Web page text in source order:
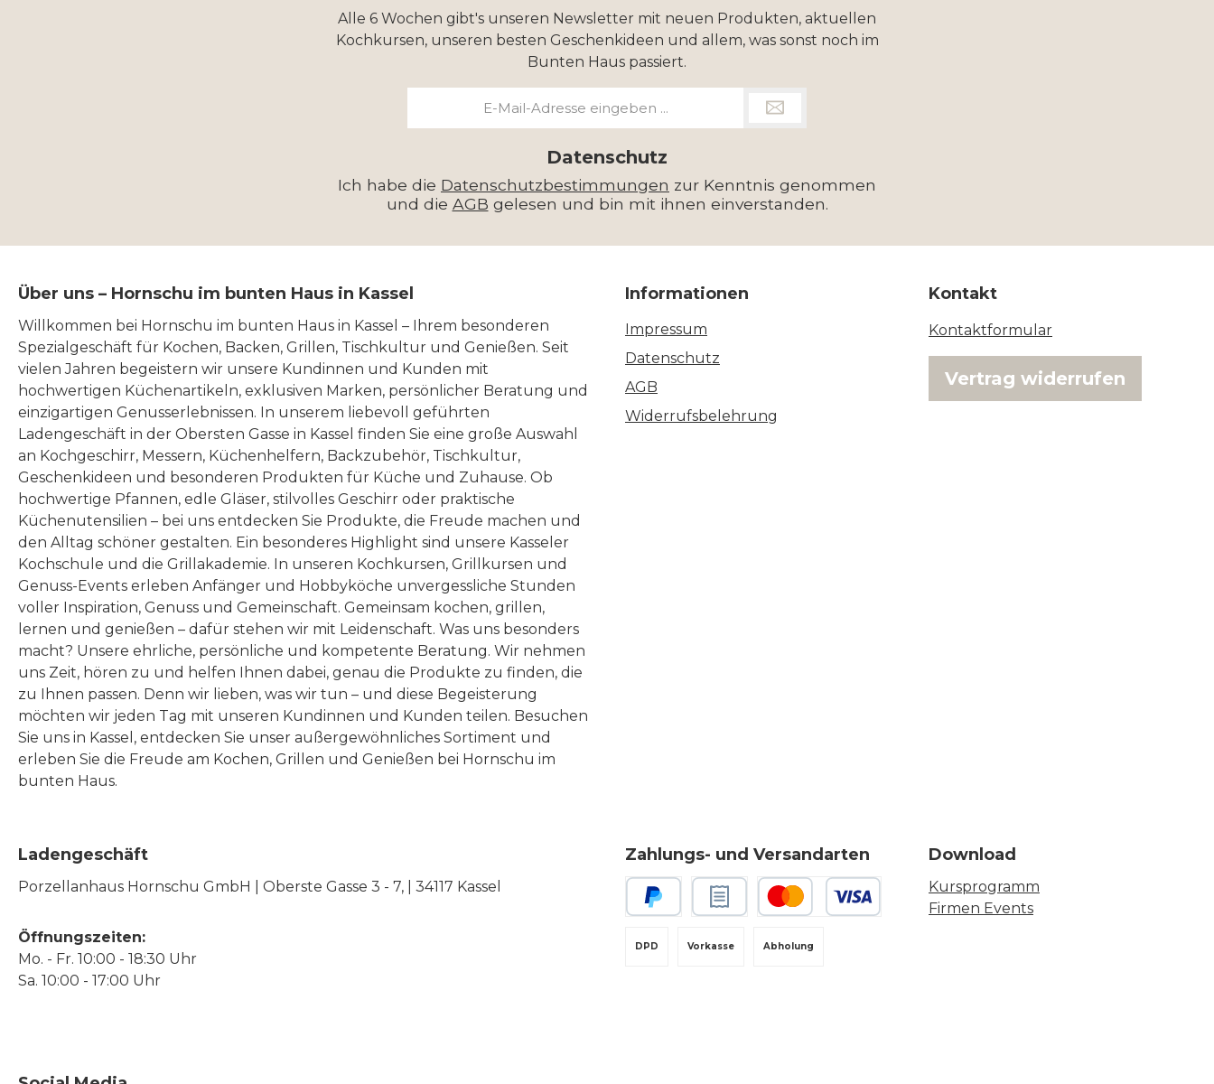
Alle 6 Wochen gibt's unseren Newsletter mit neuen Produkten, aktuellen
Kochkursen, unseren besten Geschenkideen und allem, was sonst noch im
Bunten Haus passiert.
Datenschutz
Ich habe die Datenschutzbestimmungen zur Kenntnis genommen
und die AGB gelesen und bin mit ihnen einverstanden.
Über uns – Hornschu im bunten Haus in Kassel
Willkommen bei Hornschu im bunten Haus in Kassel – Ihrem besonderen
Spezialgeschäft für Kochen, Backen, Grillen, Tischkultur und Genießen. Seit
vielen Jahren begeistern wir unsere Kundinnen und Kunden mit
hochwertigen Küchenartikeln, exklusiven Marken, persönlicher Beratung und
einzigartigen Genusserlebnissen. In unserem liebevoll geführten
Ladengeschäft in der Obersten Gasse in Kassel finden Sie eine große Auswahl
an Kochgeschirr, Messern, Küchenhelfern, Backzubehör, Tischkultur,
Geschenkideen und besonderen Produkten für Küche und Zuhause. Ob
hochwertige Pfannen, edle Gläser, stilvolles Geschirr oder praktische
Küchenutensilien – bei uns entdecken Sie Produkte, die Freude machen und
den Alltag schöner gestalten. Ein besonderes Highlight sind unsere Kasseler
Kochschule und die Grillakademie. In unseren Kochkursen, Grillkursen und
Genuss-Events erleben Anfänger und Hobbyköche unvergessliche Stunden
voller Inspiration, Genuss und Gemeinschaft. Gemeinsam kochen, grillen,
lernen und genießen – dafür stehen wir mit Leidenschaft. Was uns besonders
macht? Unsere ehrliche, persönliche und kompetente Beratung. Wir nehmen
uns Zeit, hören zu und helfen Ihnen dabei, genau die Produkte zu finden, die
zu Ihnen passen. Denn wir lieben, was wir tun – und diese Begeisterung
möchten wir jeden Tag mit unseren Kundinnen und Kunden teilen. Besuchen
Sie uns in Kassel, entdecken Sie unser außergewöhnliches Sortiment und
erleben Sie die Freude am Kochen, Grillen und Genießen bei Hornschu im
bunten Haus.
Informationen
Impressum
Datenschutz
AGB
Widerrufsbelehrung
Kontakt
Kontaktformular
Vertrag widerrufen
Ladengeschäft
Porzellanhaus Hornschu GmbH | Oberste Gasse 3 - 7, | 34117 Kassel
Öffnungszeiten:
Mo. - Fr. 10:00 - 18:30 Uhr
Sa. 10:00 - 17:00 Uhr
Zahlungs- und Versandarten
Vorkasse
DPD Abholung
Download
Kursprogramm
Firmen Events